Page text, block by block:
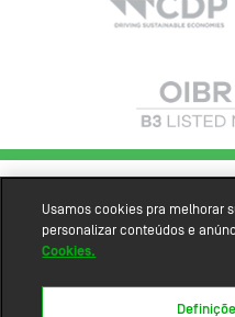
Usamos cookies pra melhorar
personalizar conteúdos e
Cookies.